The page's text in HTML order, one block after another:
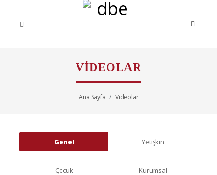
VIDEOLAR
Ana Sayfa Videolar
Genel Yetişkin
Çocuk Kurumsal